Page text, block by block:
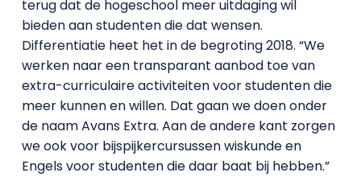
terug dat de hogeschool meer uitdaging wil
bieden aan studenten die dat wensen.
Differentiatie heet het in de begroting 2018. “We
werken naar een transparant aanbod toe van
extra-curriculaire activiteiten voor studenten die
meer kunnen en willen. Dat gaan we doen onder
de naam Avans Extra. Aan de andere kant zorgen
we ook voor bijspijkercursussen wiskunde en
Engels voor studenten die daar baat bij hebben.”